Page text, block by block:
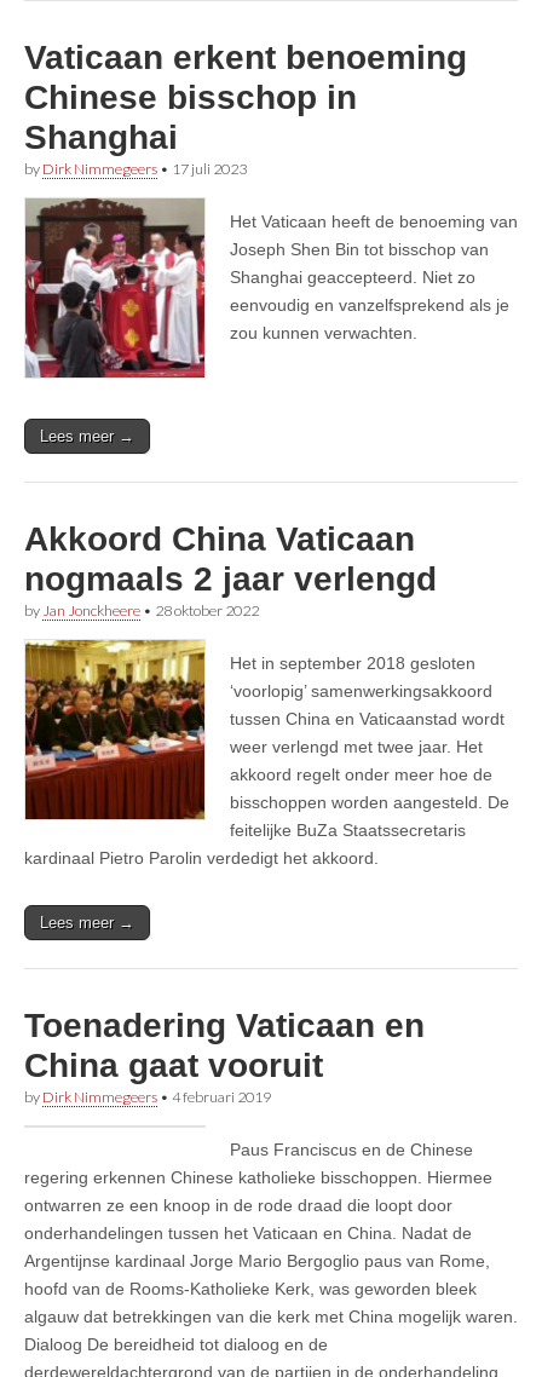
Vaticaan erkent benoeming
Chinese bisschop in
Shanghai
by Dirk Nimmegeers • 17 juli 2023
Het Vaticaan heeft de benoeming van
Joseph Shen Bin tot bisschop van
Shanghai geaccepteerd. Niet zo
eenvoudig en vanzelfsprekend als je
zou kunnen verwachten.
Lees meer →
Akkoord China Vaticaan
nogmaals 2 jaar verlengd
by Jan Jonckheere • 28 oktober 2022
Het in september 2018 gesloten
‘voorlopig’ samenwerkingsakkoord
tussen China en Vaticaanstad wordt
weer verlengd met twee jaar. Het
akkoord regelt onder meer hoe de
bisschoppen worden aangesteld. De
feitelijke BuZa Staatssecretaris
kardinaal Pietro Parolin verdedigt het akkoord.
Lees meer →
Toenadering Vaticaan en
China gaat vooruit
by Dirk Nimmegeers • 4 februari 2019
Paus Franciscus en de Chinese
regering erkennen Chinese katholieke bisschoppen. Hiermee
ontwarren ze een knoop in de rode draad die loopt door
onderhandelingen tussen het Vaticaan en China. Nadat de
Argentijnse kardinaal Jorge Mario Bergoglio paus van Rome,
hoofd van de Rooms-Katholieke Kerk, was geworden bleek
algauw dat betrekkingen van die kerk met China mogelijk waren.
Dialoog De bereidheid tot dialoog en de
derdewereldachtergrond van de partijen in de onderhandeling